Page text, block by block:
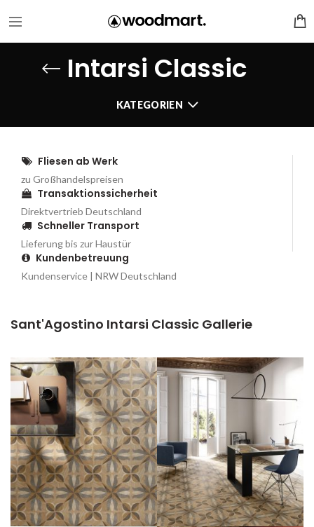
Intarsi Classic
KATEGORIEN
Fliesen ab Werk
zu Großhandelspreisen
Transaktionssicherheit
Direktvertrieb Deutschland
Schneller Transport
Lieferung bis zur Haustür
Kundenbetreuung
Kundenservice | NRW Deutschland
Sant'Agostino Intarsi Classic Gallerie